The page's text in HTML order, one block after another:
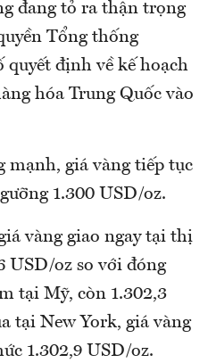
đang tỏ ra thận trọng
Tổng thống
định về kế hoạch
hóa Trung Quốc vào
mạnh, giá vàng tiếp tục
1.300 USD/oz.
vàng giao ngay tại thị
USD/oz so với đóng
tại Mỹ, còn 1.302,3
tại New York, giá vàng
1.302,9 USD/oz.